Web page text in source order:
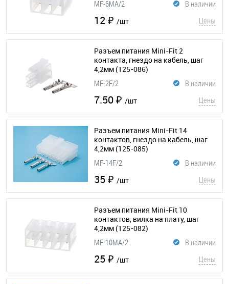
В наличии
MF-6MA/2
12 ₽ /шт Цены
Разъем питания Mini-Fit 2
контакта, гнездо на кабель, шаг
4,2мм (125-086)
В наличии
MF-2F/2
7.50 ₽ /шт Цены
Разъем питания Mini-Fit 14
контактов, гнездо на кабель, шаг
4,2мм (125-085)
В наличии
MF-14F/2
35 ₽ /шт Цены
Разъем питания Mini-Fit 10
контактов, вилка на плату, шаг
4,2мм (125-082)
В наличии
MF-10MA/2
25 ₽ /шт Цены